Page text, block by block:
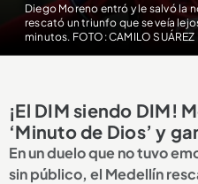
Diego Moreno entró y le salvó la
rescató un triunfo que se veía
minutos. FOTO: CAMILO SUÁREZ
¡El DIM siendo DIM!
‘Minuto de Dios’ y
En un duelo que no tuvo
sin público, el Medellín